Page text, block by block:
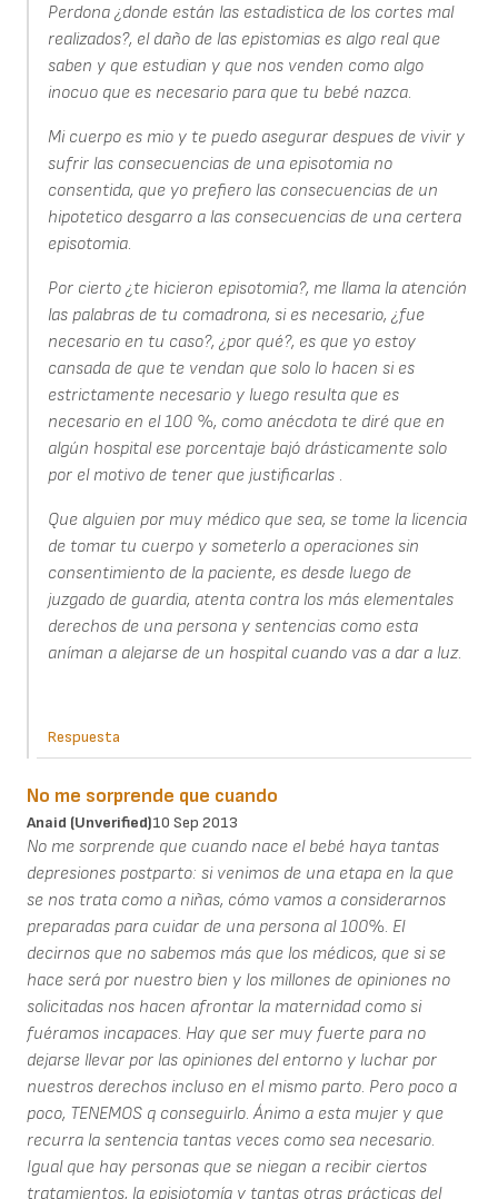
Perdona ¿donde están las estadistica de los cortes mal
realizados?, el daño de las epistomias es algo real que
saben y que estudian y que nos venden como algo
inocuo que es necesario para que tu bebé nazca.
Mi cuerpo es mio y te puedo asegurar despues de vivir y
sufrir las consecuencias de una episotomia no
consentida, que yo prefiero las consecuencias de un
hipotetico desgarro a las consecuencias de una certera
episotomia.
Por cierto ¿te hicieron episotomia?, me llama la atención
las palabras de tu comadrona, si es necesario, ¿fue
necesario en tu caso?, ¿por qué?, es que yo estoy
cansada de que te vendan que solo lo hacen si es
estrictamente necesario y luego resulta que es
necesario en el 100 %, como anécdota te diré que en
algún hospital ese porcentaje bajó drásticamente solo
por el motivo de tener que justificarlas .
Que alguien por muy médico que sea, se tome la licencia
de tomar tu cuerpo y someterlo a operaciones sin
consentimiento de la paciente, es desde luego de
juzgado de guardia, atenta contra los más elementales
derechos de una persona y sentencias como esta
aníman a alejarse de un hospital cuando vas a dar a luz.
Respuesta
No me sorprende que cuando
Anaid (unverified)10 Sep 2013
No me sorprende que cuando nace el bebé haya tantas
depresiones postparto: si venimos de una etapa en la que
se nos trata como a niñas, cómo vamos a considerarnos
preparadas para cuidar de una persona al 100%. El
decirnos que no sabemos más que los médicos, que si se
hace será por nuestro bien y los millones de opiniones no
solicitadas nos hacen afrontar la maternidad como si
fuéramos incapaces. Hay que ser muy fuerte para no
dejarse llevar por las opiniones del entorno y luchar por
nuestros derechos incluso en el mismo parto. Pero poco a
poco, TENEMOS q conseguirlo. Ánimo a esta mujer y que
recurra la sentencia tantas veces como sea necesario.
Igual que hay personas que se niegan a recibir ciertos
tratamientos, la episiotomía y tantas otras prácticas del